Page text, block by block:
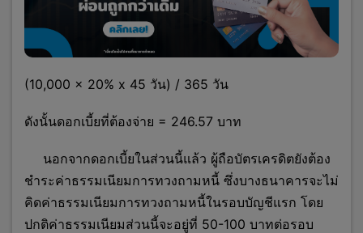
(10,000 x 20% x 45 วัน) / 365 วัน
ดังนั้นดอกเบี้ยที่ต้องจ่าย = 246.57 บาท
นอกจากดอกเบี้ยในส่วนนี้แล้ว ผู้ถือบัตรเครดิตยังต้อง
ชำระค่าธรรมเนียมการทวงถามหนี้ ซึ่งบางธนาคารจะไม่
คิดค่าธรรมเนียมการทวงถามหนี้ในรอบบัญชีแรก โดย
ปกติค่าธรรมเนียมส่วนนี้จะอยู่ที่ 50-100 บาทต่อรอบ